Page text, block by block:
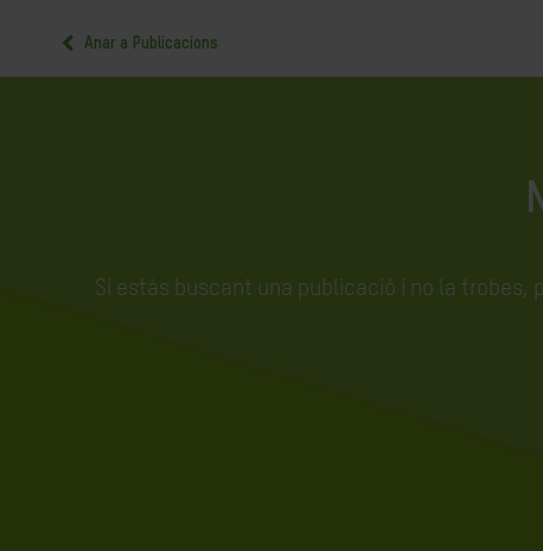
Anar a Publicacions
Si estàs buscant una publicació i no la